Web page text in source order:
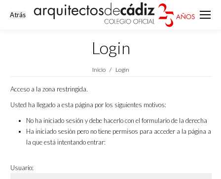
Login
Estás aquí:
Inicio Login
Acceso a la zona restringida.
Usted ha llegado a esta página por los siguientes motivos:
No ha iniciado sesión y debe hacerlo con el formulario de la derecha
Ha iniciado sesión pero no tiene permisos para acceder a la página a
la que está intentando entrar:
Usuario: